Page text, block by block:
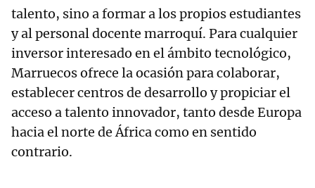
talento, sino a formar a los propios estudiantes
y al personal docente marroquí. Para cualquier
inversor interesado en el ámbito tecnológico,
Marruecos ofrece la ocasión para colaborar,
establecer centros de desarrollo y propiciar el
acceso a talento innovador, tanto desde Europa
hacia el norte de África como en sentido
contrario.